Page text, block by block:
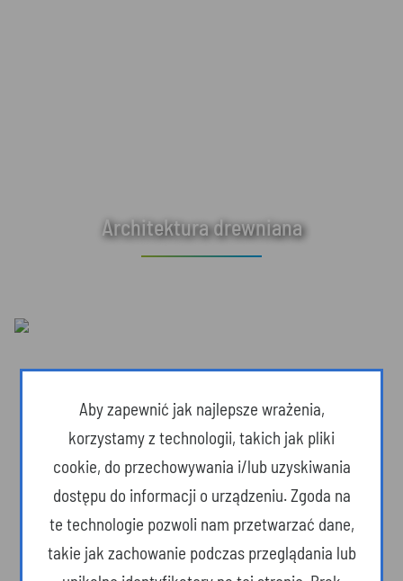
Architektura drewniana
Aby zapewnić jak najlepsze wrażenia,
korzystamy z technologii, takich jak pliki
cookie, do przechowywania i/lub uzyskiwania
dostępu do informacji o urządzeniu. Zgoda na
te technologie pozwoli nam przetwarzać dane,
takie jak zachowanie podczas przeglądania lub